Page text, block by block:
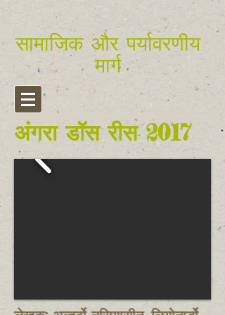
सामाजिक और पर्यावरणीय
मार्ग
अंगरा डॉस रीस 2017